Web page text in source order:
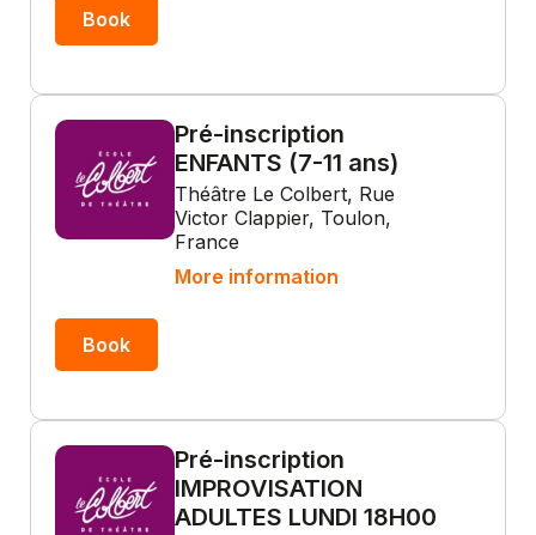
Book
Pré-inscription
ENFANTS (7-11 ans)
Théâtre Le Colbert, Rue
Victor Clappier, Toulon,
France
More information
Book
Pré-inscription
IMPROVISATION
ADULTES LUNDI 18H00